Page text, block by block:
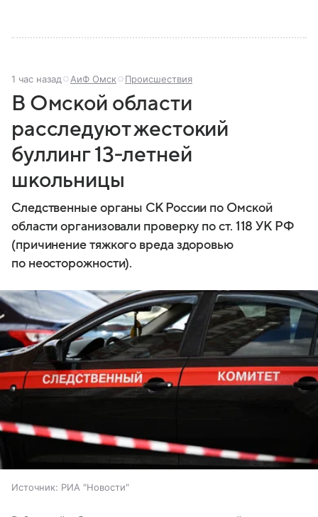
1 час назад АиФ Омск Происшествия
В Омской области
расследуют жестокий
буллинг 13‑летней
школьницы
Следственные органы СК России по Омской
области организовали проверку по ст. 118 УК РФ
(причинение тяжкого вреда здоровью
по неосторожности).
Источник: РИА "Новости"